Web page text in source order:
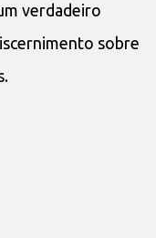
verdadeiro
sobre